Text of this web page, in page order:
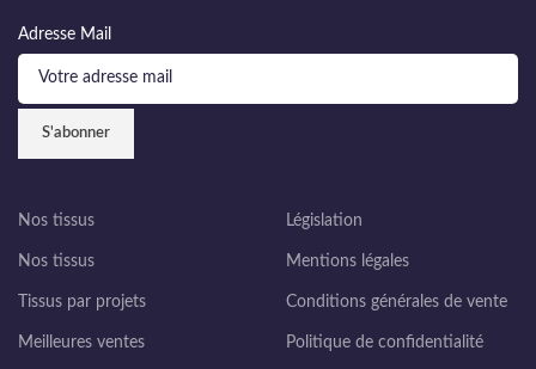
Adresse Mail
Nos tissus
Nos tissus
Tissus par projets
Meilleures ventes
Législation
Mentions légales
Conditions générales de vente
Politique de confidentialité